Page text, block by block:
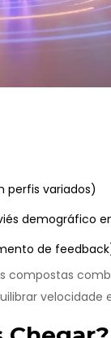
perfis variados)
demográfico
de
compostas
velocidade